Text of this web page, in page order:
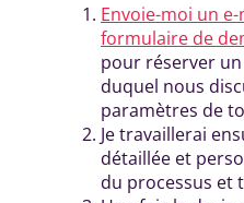
Envoie-moi un e-
formulaire de
pour réserver
duquel nous
paramètres de
Je travaillerai
détaillée et
du processus et